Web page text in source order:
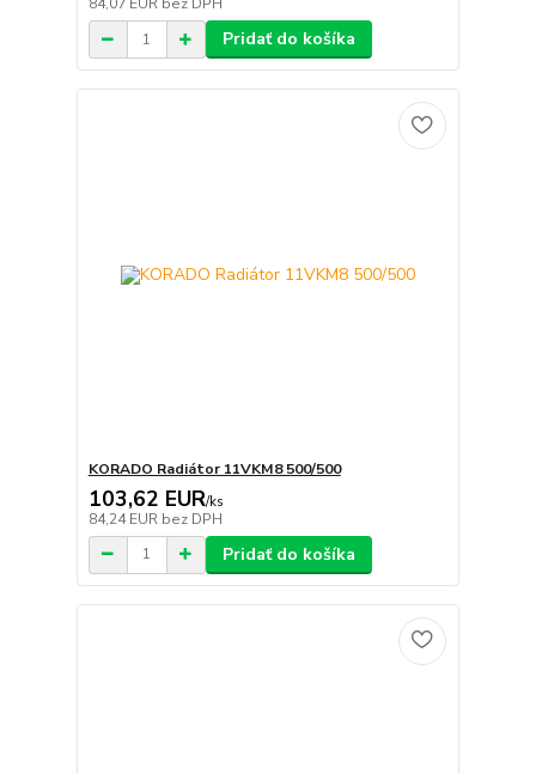
84,07 EUR bez DPH
Pridať do košíka
KORADO Radiátor 11VKM8 500/500
103,62 EUR/ks
84,24 EUR bez DPH
Pridať do košíka